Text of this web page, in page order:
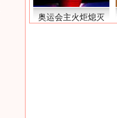
奥运会主火炬熄灭